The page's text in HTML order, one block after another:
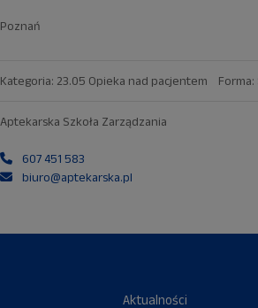
Poznań
Kategoria: 23.05 Opieka nad pacjentem Forma:
Aptekarska Szkoła Zarządzania
607 451 583
biuro@aptekarska.pl
Aktualności